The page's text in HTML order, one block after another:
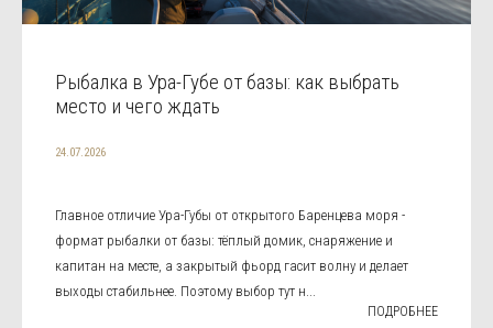
Рыбалка в Ура-Губе от базы: как выбрать
место и чего ждать
24.07.2026
Главное отличие Ура-Губы от открытого Баренцева моря -
формат рыбалки от базы: тёплый домик, снаряжение и
капитан на месте, а закрытый фьорд гасит волну и делает
выходы стабильнее. Поэтому выбор тут н...
ПОДРОБНЕЕ